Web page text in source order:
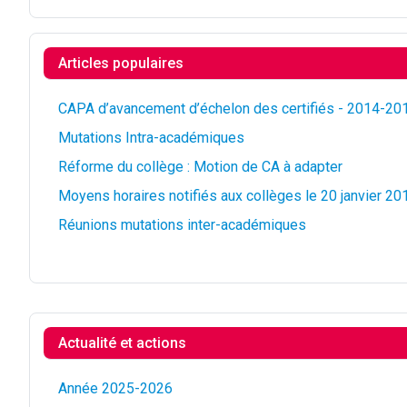
Actualité et actions
Année 2025-2026
Articles populaires
CAPA d’avancement d’échelon des certifiés - 2014-
Mutations Intra-académiques
Réforme du collège : Motion de CA à adapter
Moyens horaires notifiés aux collèges le 20 janvier
Réunions mutations inter-académiques